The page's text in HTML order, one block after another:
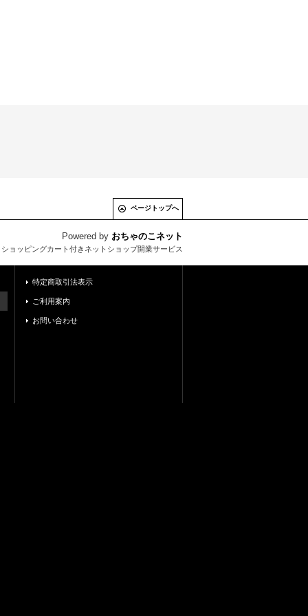
ページトップへ
Powered by おちゃのこネット
ョッピングカート付きネットショップ開業サービス
特定商取引法表示
ご利用案内
お問い合わせ